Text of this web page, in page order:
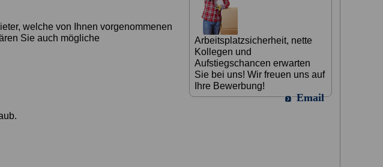
welche von Ihnen vorgenommenen
Sie auch mögliche
Arbeitsplatzsicherheit, nette
Kollegen und
Aufstiegschancen erwarten
Sie bei uns! Wir freuen uns auf
Ihre Bewerbung!
Email